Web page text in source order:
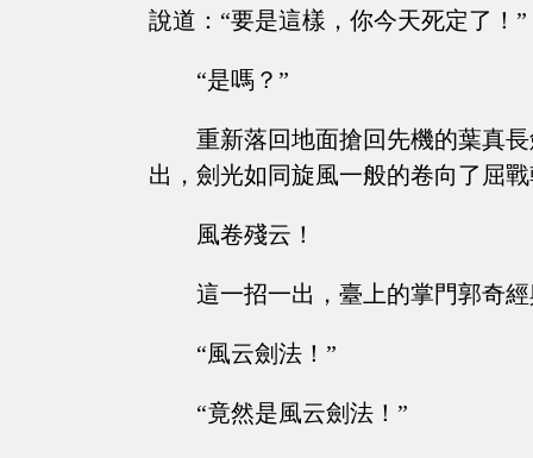
說道：“要是這樣，你今天死定了！”
“是嗎？”
重新落回地面搶回先機的葉真
出，劍光如同旋風一般的卷向了屈
風卷殘云！
這一招一出，臺上的掌門郭奇
“風云劍法！”
“竟然是風云劍法！”